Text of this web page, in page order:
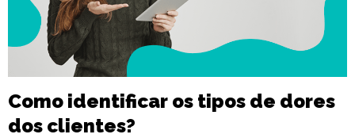
Como identificar os tipos de dores
dos clientes?